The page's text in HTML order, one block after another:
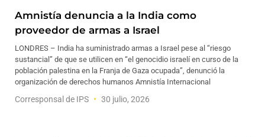
Amnistía denuncia a la India como
proveedor de armas a Israel
LONDRES – India ha suministrado armas a Israel pese al “riesgo
sustancial” de que se utilicen en “el genocidio israelí en curso de la
población palestina en la Franja de Gaza ocupada”, denunció la
organización de derechos humanos Amnistía Internacional
Corresponsal de IPS 30 julio, 2026